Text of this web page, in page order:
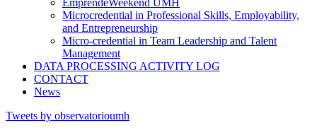
Microcredential in Professional Skills, Employability,
and Entrepreneurship
Micro-credential in Team Leadership and Talent
Management
DATA PROCESSING ACTIVITY LOG
CONTACT
News
Tweets by observatorioumh